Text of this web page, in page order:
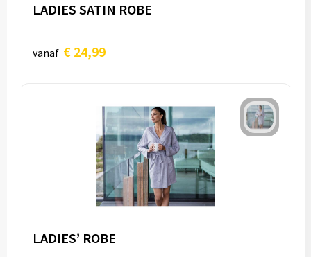
LADIES SATIN ROBE
vanaf € 24,99
LADIES’ ROBE